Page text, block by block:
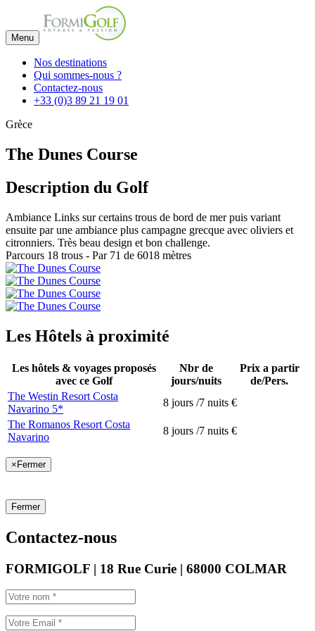
Menu
Nos destinations
Qui sommes-nous ?
Contactez-nous
+33 (0)3 89 21 19 01
Grèce
The Dunes Course
Description du Golf
Ambiance Links sur certains trous de bord de mer puis variant
ensuite par une ambiance plus campagne grecque avec oliviers et
citronniers. Très beau design et bon challenge.
Parcours 18 trous - Par 71 de 6018 mètres
Les Hôtels à proximité
Les hôtels & voyages proposés
avec ce Golf
Nbr de
jours/nuits
Prix a partir
de/Pers.
The Westin Resort Costa
Navarino 5*
8 jours /7 nuits €
The Romanos Resort Costa
Navarino
8 jours /7 nuits €
×Fermer
Fermer
Contactez-nous
FORMIGOLF | 18 Rue Curie | 68000 COLMAR